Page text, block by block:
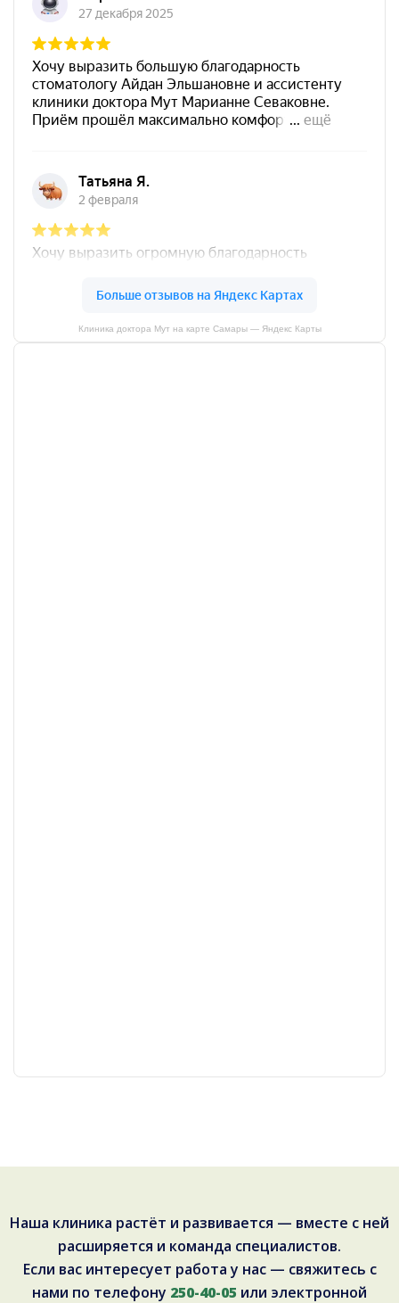
Клиника доктора Мут на карте Самары — Яндекс Карты
Наша клиника растёт и развивается — вместе с ней
расширяется и команда специалистов.
Если вас интересует работа у нас — свяжитесь с
нами по телефону 250-40-05 или электронной